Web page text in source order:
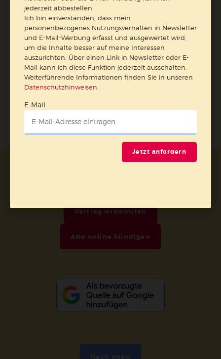
Weiterführende Informationen finden Sie in unseren
Datenschutzhinweisen.
E-Mail
Vertrag widerrufen
Abo online kündigen
jederzeit abbestellen.
Ich bin einverstanden, dass mein
personenbezogenes Nutzungsverhalten in Newsletter
und E-Mail-Werbung erfasst und ausgewertet wird,
um die Inhalte besser auf meine Interessen
auszurichten. Über einen Link in Newsletter oder E-
Mail kann ich diese Funktion jederzeit ausschalten.
Weiterführende Informationen finden Sie in unseren
Datenschutzhinweisen
E-Mail
Jetzt anfordern